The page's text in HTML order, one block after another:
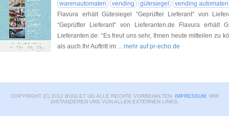
warenautomaten
vending gütesiegel
vending automaten
Flavura erhält Gütesiegel “Geprüfter Lieferant” von
“Geprüfter Lieferant” von Lieferanten.de Flavura erhält
Lieferanten.de: “Es freut uns sehr, Ihnen heute mitteilen zu
als auch Ihr Auftritt im ... mehr auf pr-echo.de
COPYRIGHT (C) 2012 BUGLET UG ALLE RECHTE VORBEHALTEN. IMPRESSUM. WIR
DISTANZIEREN UNS VON ALLEN EXTERNEN LINKS.